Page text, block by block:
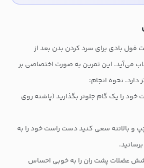
بادی برای سرد کردن بدن بعد از
می‌آید. این تمرین به صورت اختصاصی بر
دارد. نحوه انجام:
خود را یک گام جلوتر بگذارید (پاشنه روی
و بالاتنه سعی کنید دست راست خود را به
عضلات پشت ران را به خوبی احساس